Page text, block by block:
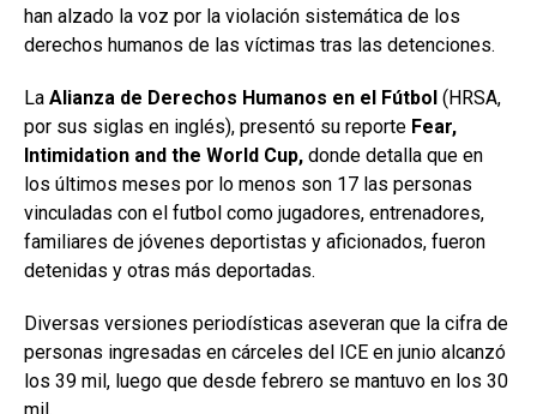
han alzado la voz por la violación sistemática de los
derechos humanos de las víctimas tras las detenciones.
La Alianza de Derechos Humanos en el Fútbol (HRSA,
por sus siglas en inglés), presentó su reporte Fear,
Intimidation and the World Cup, donde detalla que en
los últimos meses por lo menos son 17 las personas
vinculadas con el futbol como jugadores, entrenadores,
familiares de jóvenes deportistas y aficionados, fueron
detenidas y otras más deportadas.
Diversas versiones periodísticas aseveran que la cifra de
personas ingresadas en cárceles del ICE en junio alcanzó
los 39 mil, luego que desde febrero se mantuvo en los 30